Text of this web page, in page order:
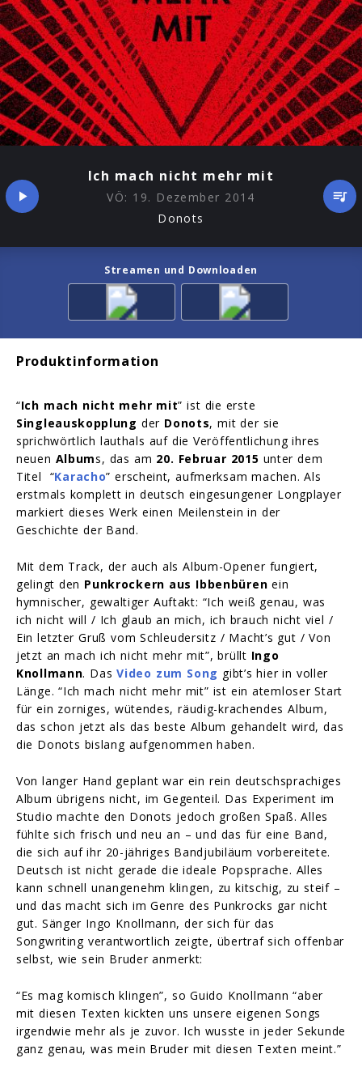
Ich mach nicht mehr mit
VÖ: 19. Dezember 2014
Donots
Streamen und Downloaden
Produktinformation
“Ich mach nicht mehr mit” ist die erste
Singleauskopplung der Donots, mit der sie
sprichwörtlich lauthals auf die Veröffentlichung ihres
neuen Albums, das am 20. Februar 2015 unter dem
Titel “Karacho” erscheint, aufmerksam machen. Als
erstmals komplett in deutsch eingesungener Longplayer
markiert dieses Werk einen Meilenstein in der
Geschichte der Band.
Mit dem Track, der auch als Album-Opener fungiert,
gelingt den Punkrockern aus Ibbenbüren ein
hymnischer, gewaltiger Auftakt: “Ich weiß genau, was
ich nicht will / Ich glaub an mich, ich brauch nicht viel /
Ein letzter Gruß vom Schleudersitz / Macht’s gut / Von
jetzt an mach ich nicht mehr mit”, brüllt Ingo
Knollmann. DasVideo zum Song gibt’s hier in voller
Länge. “Ich mach nicht mehr mit” ist ein atemloser Start
für ein zorniges, wütendes, räudig-krachendes Album,
das schon jetzt als das beste Album gehandelt wird, das
die Donots bislang aufgenommen haben.
Von langer Hand geplant war ein rein deutschsprachiges
Album übrigens nicht, im Gegenteil. Das Experiment im
Studio machte den Donots jedoch großen Spaß. Alles
fühlte sich frisch und neu an – und das für eine Band,
die sich auf ihr 20-jähriges Bandjubiläum vorbereitete.
Deutsch ist nicht gerade die ideale Popsprache. Alles
kann schnell unangenehm klingen, zu kitschig, zu steif –
und das macht sich im Genre des Punkrocks gar nicht
gut. Sänger Ingo Knollmann, der sich für das
Songwriting verantwortlich zeigte, übertraf sich offenbar
selbst, wie sein Bruder anmerkt:
“Es mag komisch klingen”, so Guido Knollmann “aber
mit diesen Texten kickten uns unsere eigenen Songs
irgendwie mehr als je zuvor. Ich wusste in jeder Sekunde
ganz genau, was mein Bruder mit diesen Texten meint.”